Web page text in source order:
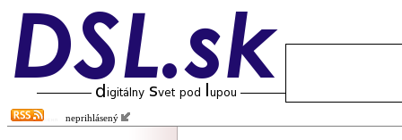
neprihlásený